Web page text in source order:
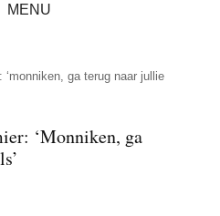
MENU
‘monniken, ga terug naar jullie
‘Monniken, ga